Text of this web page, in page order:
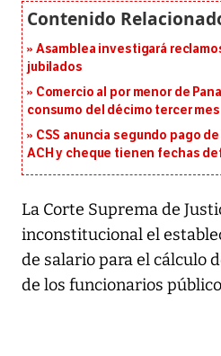
Asamblea investigará
jubilados
Comercio al por menor de
consumo del décimo tercer mes
CSS anuncia segundo pago
ACH y cheque tienen fechas
La Corte Suprema de
inconstitucional el
de salario para el cálculo
de los funcionarios